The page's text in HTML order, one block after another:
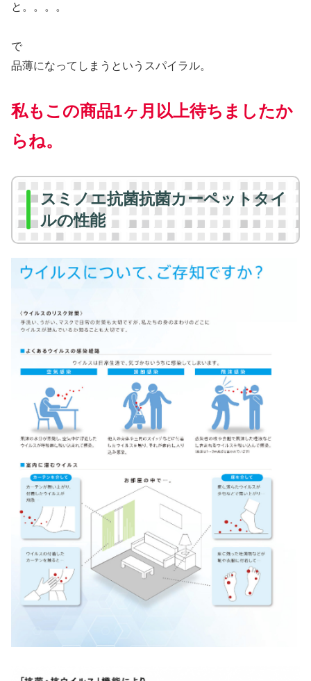
と。。。。
で
品薄になってしまうというスパイラル。
私もこの商品1ヶ月以上待ちましたか
らね。
スミノエ抗菌抗菌カーペットタイ
ルの性能